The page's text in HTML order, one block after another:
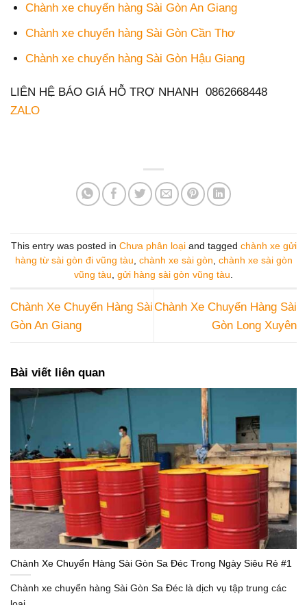
Chành xe chuyển hàng Sài Gòn An Giang
Chành xe chuyển hàng Sài Gòn Cần Thơ
Chành xe chuyển hàng Sài Gòn Hậu Giang
LIÊN HỆ BÁO GIÁ HỖ TRỢ NHANH 0862668448
ZALO
This entry was posted in Chưa phân loạiand tagged chành xe gửi
hàng từ sài gòn đi vũng tàu chành xe sài gòn chành xe sài gòn
vũng tàu gửi hàng sài gòn vũng tàu
Chành Xe Chuyển Hàng Sài
Gòn An Giang
Chành Xe Chuyển Hàng Sài
Gòn Long Xuyên
Bài viết liên quan
Chành Xe Chuyển Hàng Sài Gòn Sa Đéc Trong Ngày Siêu Rẻ #1
Chành xe chuyển hàng Sài Gòn Sa Đéc là dịch vụ tập trung các